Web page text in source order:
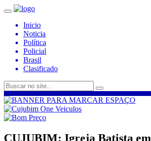
Inicio
Noticia
Política
Policial
Brasil
Clasificado
CUJUBIM: Igreja Batista em